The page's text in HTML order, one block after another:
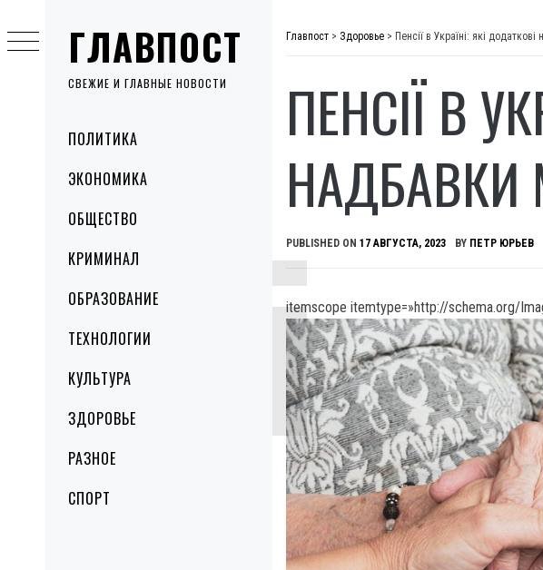
ГЛАВПОСТ
СВЕЖИЕ И ГЛАВНЫЕ НОВОСТИ
MenuПОЛИТИКА
ЭКОНОМИКА
ОБЩЕСТВО
КРИМИНАЛ
ОБРАЗОВАНИЕ
ТЕХНОЛОГИИ
КУЛЬТУРА
ЗДОРОВЬЕ
РАЗНОЕ
СПОРТ
to
content
Главпост > Здоровье > Пенсії в Україні: які
ПЕНСІЇ В
НАДБАВКИ
PUBLISHED ON 17 АВГУСТА, 2023 BY ПЕТР ЮРЬЕВ
itemscope itemtype=»http://schema.org/